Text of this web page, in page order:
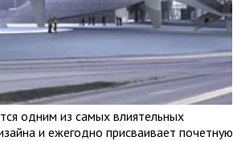
одним из самых влиятельных
и ежегодно присваивает почетную